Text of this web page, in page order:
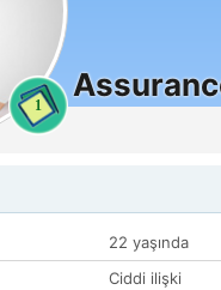
1
22 yaşında
Ciddi ilişki